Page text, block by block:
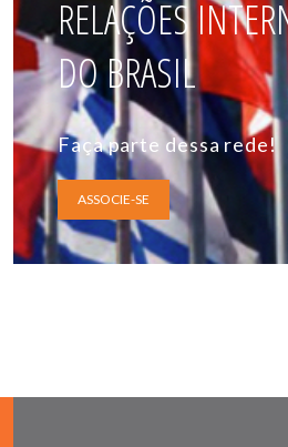
RELAÇÕES
DO BRASIL
Faça parte dessa rede!
ASSOCIE-SE